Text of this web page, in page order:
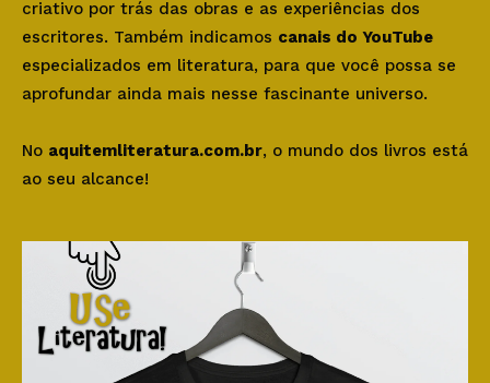
criativo por trás das obras e as experiências dos
escritores. Também indicamos canais do YouTube
especializados em literatura, para que você possa se
aprofundar ainda mais nesse fascinante universo.
No aquitemliteratura.com.br, o mundo dos livros está
ao seu alcance!